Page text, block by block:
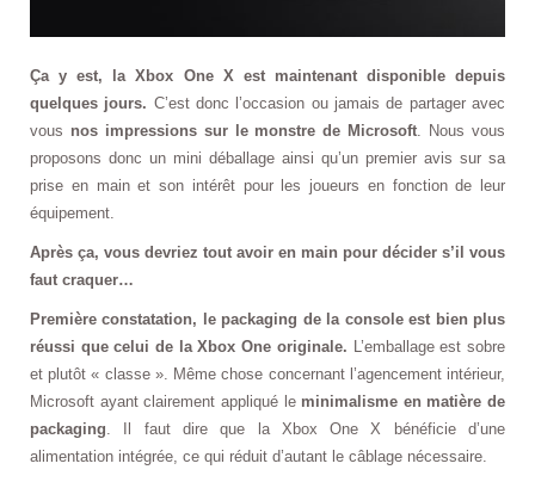
Ça y est, la Xbox One X est maintenant disponible depuis
quelques jours. C’est donc l’occasion ou jamais de partager avec
vous nos impressions sur le monstre de Microsoft . Nous vous
proposons donc un mini déballage ainsi qu’un premier avis sur sa
prise en main et son intérêt pour les joueurs en fonction de leur
équipement.
Après ça, vous devriez tout avoir en main pour décider s’il vous
faut craquer…
Première constatation, le packaging de la console est bien plus
réussi que celui de la Xbox One originale. L’emballage est sobre
et plutôt « classe ». Même chose concernant l’agencement intérieur,
Microsoft ayant clairement appliqué le minimalisme en matière de
packaging . Il faut dire que la Xbox One X bénéficie d’une
alimentation intégrée, ce qui réduit d’autant le câblage nécessaire.